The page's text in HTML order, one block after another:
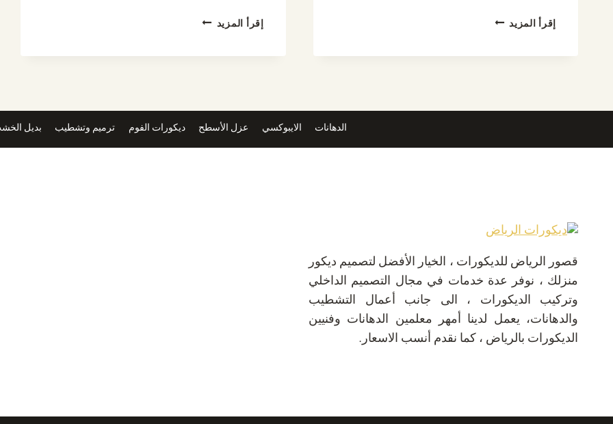
إقرأ المزيد معلم
إقرأ المزيد مقاول
عسيب
خارجي
الدهانات الايبوكسي عزل الأسطح ديكورات الفوم ترميم وتشطيب بديل
قصور الرياض للديكورات ، الخيار الأفضل لتصميم ديكور
منزلك ، نوفر عدة خدمات في مجال التصميم الداخلي
وتركيب الديكورات ، الى جانب أعمال التشطيب
والدهانات، يعمل لدينا أمهر معلمين الدهانات وفنيين
الديكورات بالرياض ، كما نقدم أنسب الاسعار.